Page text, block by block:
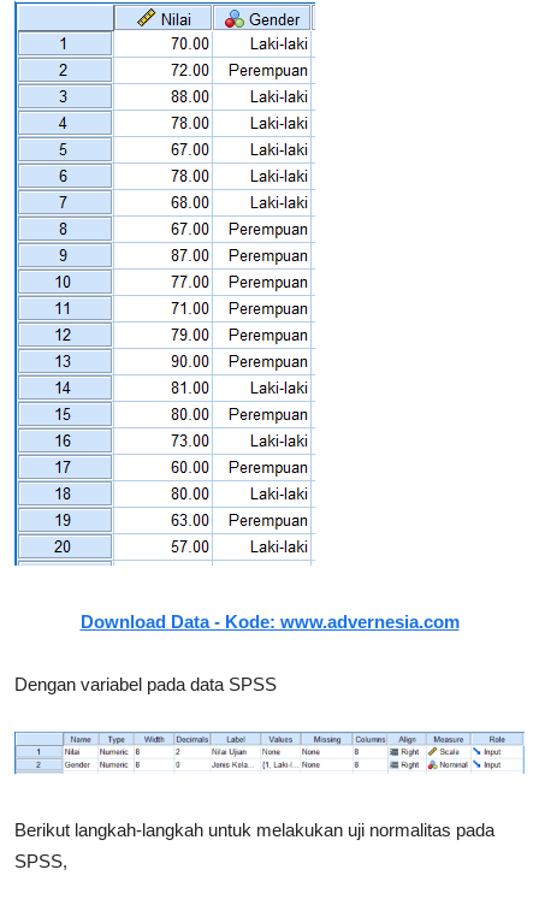
Download Data - Kode: www.advernesia.com
Dengan variabel pada data SPSS
Berikut langkah-langkah untuk melakukan uji normalitas pada
SPSS,